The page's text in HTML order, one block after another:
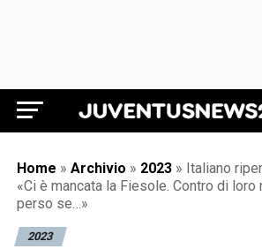
Juventus News
Home » Archivio » 2023 » Italiano
«Ci è mancata la Fiesole. Contro di loro
perso se…»
2023